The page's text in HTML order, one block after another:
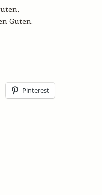
Guten.
Pinterest